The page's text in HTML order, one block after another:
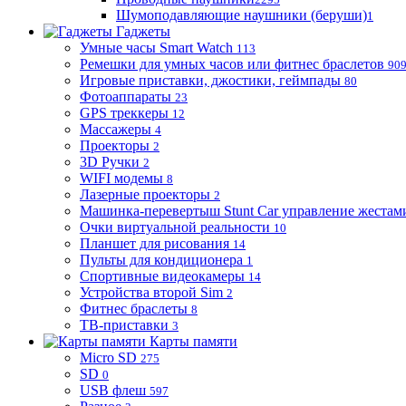
Шумоподавляющие наушники (беруши)1
Гаджеты
Умные часы Smart Watch 113
Ремешки для умных часов или фитнес браслетов 909
Игровые приставки, джостики, геймпады 80
Фотоаппараты 23
GPS треккеры 12
Массажеры 4
Проекторы 2
3D Ручки 2
WIFI модемы 8
Лазерные проекторы 2
Машинка-перевертыш Stunt Car управление
Очки виртуальной реальности 10
Планшет для рисования 14
Пульты для кондиционера 1
Спортивные видеокамеры 14
Устройства второй Sim 2
Фитнес браслеты 8
ТВ-приставки 3
Карты памяти
Micro SD 275
SD 0
USB флеш 597